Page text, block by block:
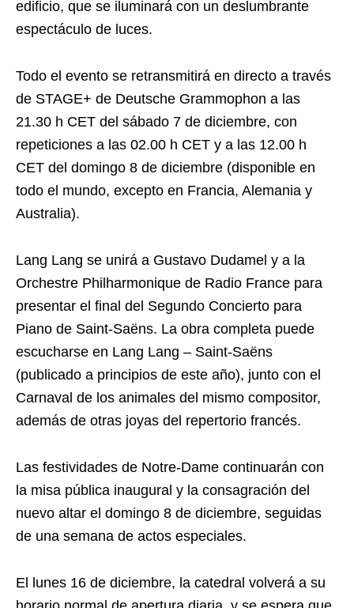
edificio, que se iluminará con un deslumbrante
espectáculo de luces.
Todo el evento se retransmitirá en directo a través
de STAGE+ de Deutsche Grammophon a las
21.30 h CET del sábado 7 de diciembre, con
repeticiones a las 02.00 h CET y a las 12.00 h
CET del domingo 8 de diciembre (disponible en
todo el mundo, excepto en Francia, Alemania y
Australia).
Lang Lang se unirá a Gustavo Dudamel y a la
Orchestre Philharmonique de Radio France para
presentar el final del Segundo Concierto para
Piano de Saint-Saëns. La obra completa puede
escucharse en Lang Lang – Saint-Saëns
(publicado a principios de este año), junto con el
Carnaval de los animales del mismo compositor,
además de otras joyas del repertorio francés.
Las festividades de Notre-Dame continuarán con
la misa pública inaugural y la consagración del
nuevo altar el domingo 8 de diciembre, seguidas
de una semana de actos especiales.
El lunes 16 de diciembre, la catedral volverá a su